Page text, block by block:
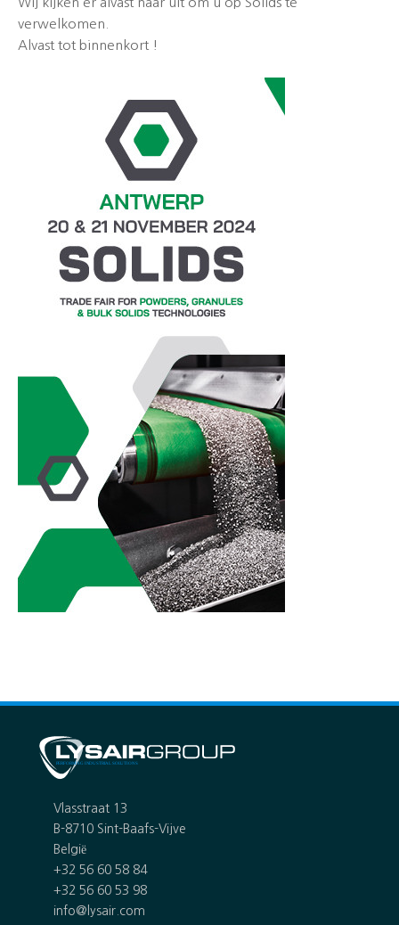
verwelkomen.
Alvast tot binnenkort !
Vlasstraat 13
B-8710 Sint-Baafs-Vijve
België
+32 56 60 58 84
+32 56 60 53 98
info@lysair.com